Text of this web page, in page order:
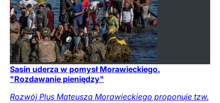
Sasin uderza w pomysł Morawieckiego.
"Rozdawanie pieniędzy"
Rozwój Plus Mateusza Morawieckiego proponuje tzw.